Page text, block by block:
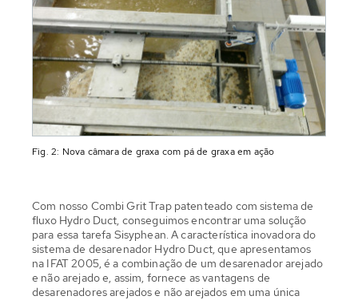
Fig. 2: Nova câmara de graxa com pá de graxa em ação
Com nosso Combi Grit Trap patenteado com sistema de
fluxo Hydro Duct, conseguimos encontrar uma solução
para essa tarefa Sisyphean. A característica inovadora do
sistema de desarenador Hydro Duct, que apresentamos
na IFAT 2005, é a combinação de um desarenador arejado
e não arejado e, assim, fornece as vantagens de
desarenadores arejados e não arejados em uma única